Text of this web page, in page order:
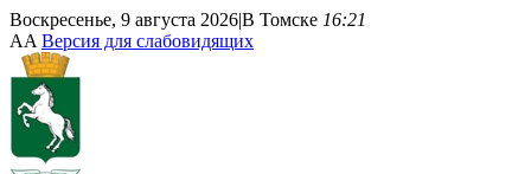
Воскресенье, 9 августа 2026|В Томске 16:21
AA Версия для слабовидящих